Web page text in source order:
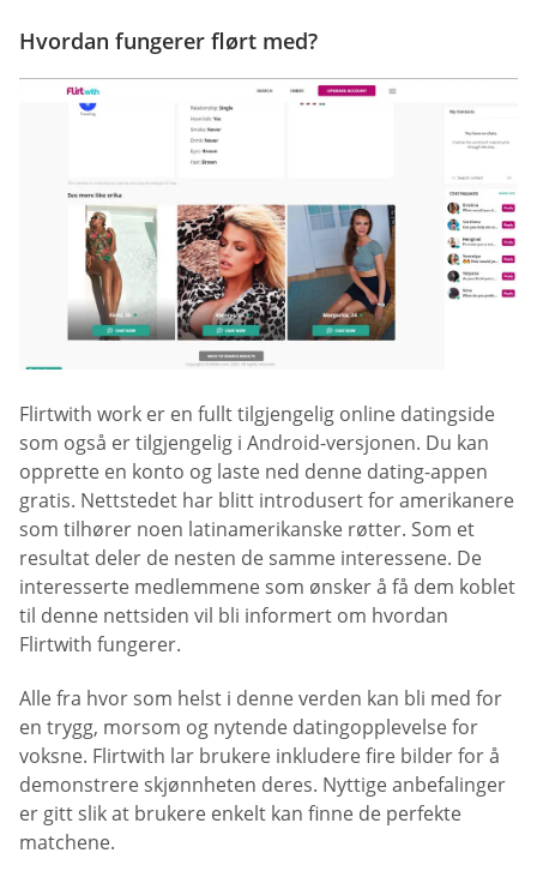
Hvordan fungerer flørt med?
Flirtwith work er en fullt tilgjengelig online datingside
som også er tilgjengelig i Android-versjonen. Du kan
opprette en konto og laste ned denne dating-appen
gratis. Nettstedet har blitt introdusert for amerikanere
som tilhører noen latinamerikanske røtter. Som et
resultat deler de nesten de samme interessene. De
interesserte medlemmene som ønsker å få dem koblet
til denne nettsiden vil bli informert om hvordan
Flirtwith fungerer.
Alle fra hvor som helst i denne verden kan bli med for
en trygg, morsom og nytende datingopplevelse for
voksne. Flirtwith lar brukere inkludere fire bilder for å
demonstrere skjønnheten deres. Nyttige anbefalinger
er gitt slik at brukere enkelt kan finne de perfekte
matchene.